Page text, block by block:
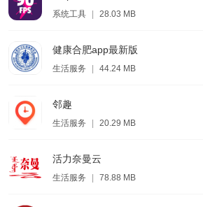
系统工具 28.03 MB
健康合肥app最新版
生活服务 44.24 MB
邻趣
生活服务 20.29 MB
活力奈曼云
生活服务 78.88 MB